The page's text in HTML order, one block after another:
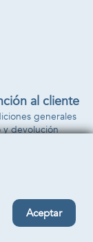
al cliente
generales
y devolución
Aceptar